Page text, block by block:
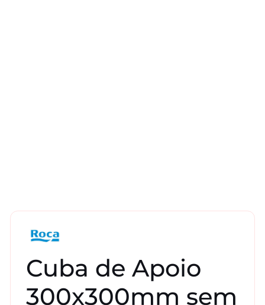
Cuba de Apoio
300x300mm sem